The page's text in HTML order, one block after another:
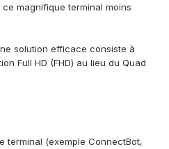
magnifique terminal moins
solution efficace consiste à
Full HD (FHD) au lieu du Quad
terminal (exemple ConnectBot,